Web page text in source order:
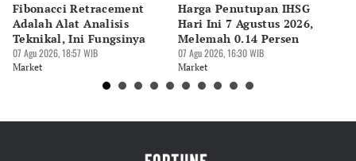
Fibonacci Retracement
Adalah Alat Analisis
Teknikal, Ini Fungsinya
07 Agu 2026, 18:57 WIB
Market
Harga Penutupan IHSG
Hari Ini 7 Agustus 2026,
Melemah 0.14 Persen
07 Agu 2026, 16:30 WIB
Market